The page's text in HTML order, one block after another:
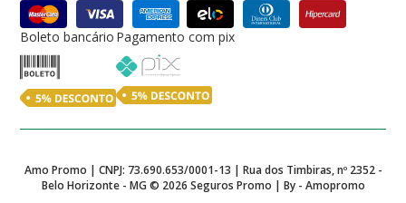
Boleto bancário Pagamento com pix
Amo Promo | CNPJ: 73.690.653/0001-13 | Rua dos Timbiras, nº 2352 -
Belo Horizonte - MG © 2026 Seguros Promo | By - Amopromo